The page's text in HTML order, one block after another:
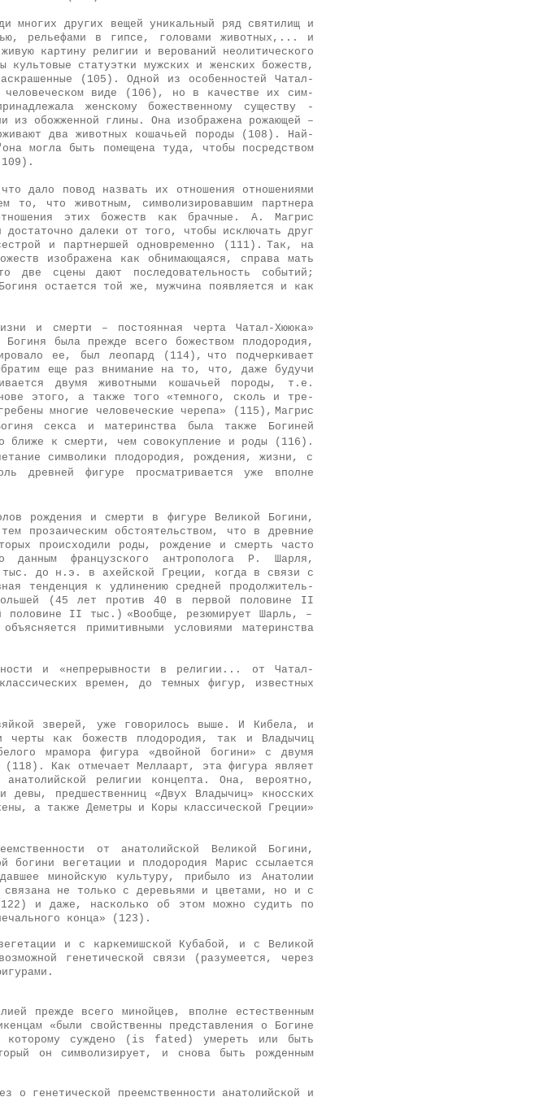
мно­гих других вещей уникальный ряд святилищ и
рельефами в гипсе, голова­ми животных,... и
картину религии и верований неолитического
куль­товые статуэтки мужских и женских божеств,
(105). Одной из особенностей Чатал-
человеческом виде (106), но в качестве их сим­
женскому божественному существу -
из обожженной глины. Она изо­бражена рожающей –
два животных кошачьей породы (108). Най­
она могла быть помещена туда, чтобы посредством
дало повод назвать их отношения отношениями
что животным, символизировавшим партнера
этих божеств как брачные. А. Магрис
далеки от того, чтобы исключать друг
и партнершей одновременно (111). Так, на
изображена как обнимающаяся, справа мать
сцены дают последовательность событий;
остается той же, мужчина появляется и как
и смерти – постоянная черта Чатал-Хююка»
была прежде всего божеством плодородия,
ее, был леопард (114),
что подчеркивает
еще раз внимание на то, что, даже будучи
двумя животными ко­шачьей породы, т.е.
этого, а также того «темного, сколь и тре­
многие человеческие черепа» (115), Магрис
секса и материнства была также Богиней
ближе к смерти, чем совокупление и роды (116).
симво­лики плодородия, рождения, жизни, с
фигуре просматривается уже вполне
рождения и смерти в фигуре Великой Богини,
прозаическим обстоя­тельством, что в древние
происходили роды, рождение и смерть часто
дан­ным французского антрополога Р. Шарля,
тыс. до н.э. в ахейской Гре­ции, когда в связи с
тенденция к удлинению средней продолжитель­
(45 лет против 40 в первой половине II
половине II тыс.) «Вообще, резюмирует Шарль, –
примитивными условиями материнства
и «непрерывности в религии... от Чатал-
времен, до темных фигур, известных
зверей, уже говорилось выше. И Кибела, и
черты как божеств плодо­родия, так и Владычиц
мрамора фигура «двойной богини» с двумя
(118).
Как отмечает Меллаарт, эта фигура являет
религии концепта. Она, вероятно,
предшественниц «Двух Владычиц» кносских
а также Деметры и Коры классической Греции»
от анатолийской Великой Богини,
богини вегетации и плодо­родия Марис ссылается
минойскую культуру, прибыло из Анатолии
связа­на не только с деревьями и цветами, но и с
и даже, насколько об этом можно судить по
конца» (123).
и с каркемишской Кубабой, и с Великой
генетической связи (разумеется, через
прежде всего минойцев, вполне естественным
«были свойственны представления о Богине
которому суждено (is fated)
умереть или быть
он символизирует, и снова быть рожденным
о генетической преемственности анатолийской и